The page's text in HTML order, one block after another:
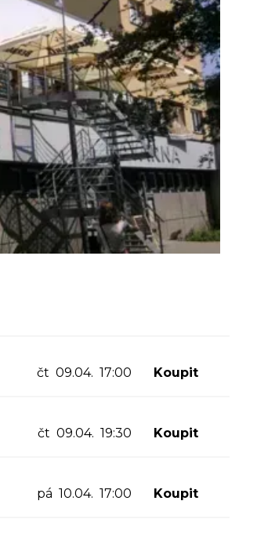
čt 09.04. 17:00 Koupit
čt 09.04. 19:30 Koupit
pá 10.04. 17:00 Koupit